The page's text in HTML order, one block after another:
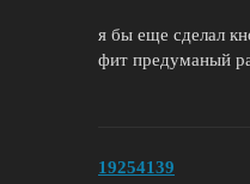
я бы еще сделал
фит предуманый
19254139